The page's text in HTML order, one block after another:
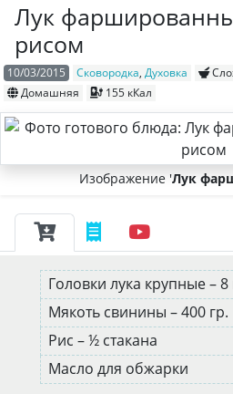
Лук
рисом
10/03/2015 Сковородка, Духовка
Домашняя
155 кКал
Изображение 'Лук
Головки лука крупные –
Мякоть свинины – 400 гр.
Рис – ½ стакана
Масло для обжарки